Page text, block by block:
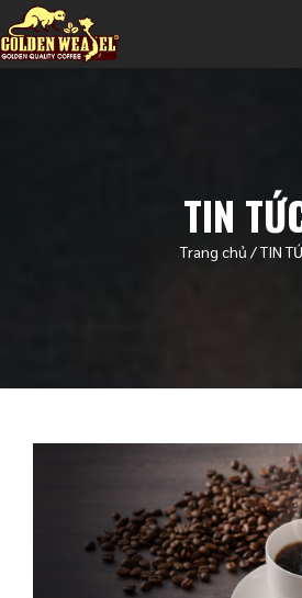
TIN
Trang chủ /TIN